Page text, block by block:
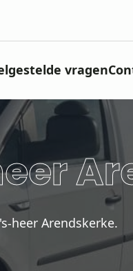
vragen
heer Arendskerke.